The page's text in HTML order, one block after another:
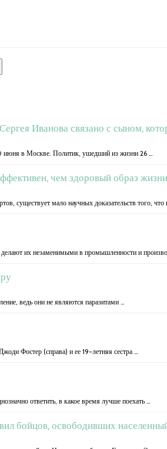
Иванова связано с сыном,
июня в Москве. Политик, ушедший из жизни 26 …
чем здоровый образ жизни
существует мало научных доказательств того,
их незаменимыми в промышленности и
ведь они не являются паразитами …
Фостер (справа) и ее 19-летняя сестра …
ответить, в какое время лучше поехать …
бойцов, освободивших